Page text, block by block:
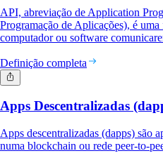
API, abreviação de Application
Programação de Aplicações), é
computador ou software
Definição completa
Apps Descentralizadas
Apps descentralizadas (dapps) são
numa blockchain ou rede peer-to-